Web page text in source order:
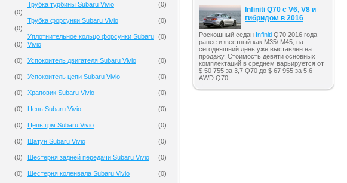
(0)
(0)
(0)
(0)
(0)
(0)
(0)
(0)
(0)
(0)
(0)
Трубка турбины Subaru Vivio (0)
Трубка форсунки Subaru Vivio (0)
Уплотнительное кольцо форсунки Subaru
Vivio
(0)
Успокоитель двигателя Subaru Vivio (0)
Успокоитель цепи Subaru Vivio (0)
Храповик Subaru Vivio (0)
Цепь Subaru Vivio (0)
Цепь грм Subaru Vivio (0)
Шатун Subaru Vivio (0)
Шестерня задней передачи Subaru Vivio (0)
Шестерня коленвала Subaru Vivio (0)
Infiniti Q70 с V6, V8 и
гибридом в 2016
Роскошный седан Infiniti Q70 2016 года -
ранее известный как M35/ M45, на
сегодняшний день уже выставлен на
продажу. Стоимость девяти основных
комплектаций в среднем варьируется от
$ 50 755 за 3,7 Q70 до $ 67 955 за 5.6
AWD Q70.